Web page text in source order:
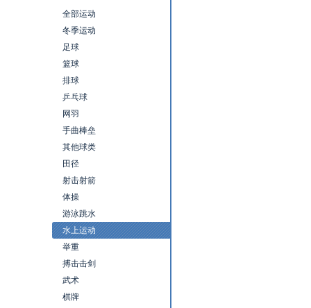
全部运动
冬季运动
足球
篮球
排球
乒乓球
网羽
手曲棒垒
其他球类
田径
射击射箭
体操
游泳跳水
水上运动
举重
搏击击剑
武术
棋牌